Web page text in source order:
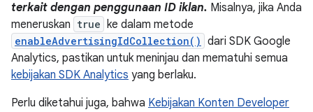
terkait dengan penggunaan ID iklan. Misalnya, jika Anda
meneruskan true ke dalam metode
enableAdvertisingIdCollection() dari SDK Google
Analytics, pastikan untuk meninjau dan mematuhi semua
kebijakan SDK Analytics yang berlaku.
Perlu diketahui juga, bahwa Kebijakan Konten Developer